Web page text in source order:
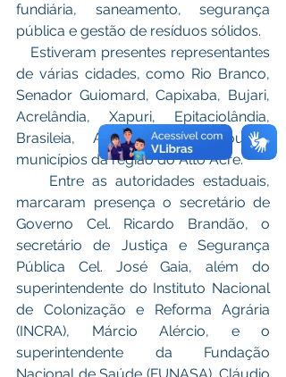
fundiária, saneamento, segurança
pública e gestão de resíduos sólidos.
de várias cidades, como Rio Branco,
Senador Guiomard, Capixaba, Bujari,
Acrelândia, Xapuri, Epitaciolândia,
Brasileia, Assis Brasil e outros
municípios da região do Alto Acre.
marcaram presença o secretário de
Governo Cel. Ricardo Brandão, o
secretário de Justiça e Segurança
Pública Cel. José Gaia, além do
superintendente do Instituto Nacional
de Colonização e Reforma Agrária
(INCRA), Márcio Alércio, e o
superintendente da Fundação